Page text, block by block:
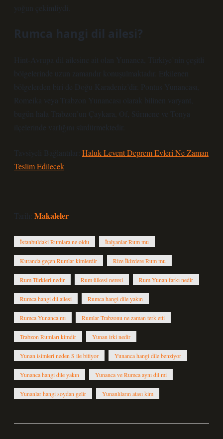
yoğun çekimliydi.
Rumca hangi dil ailesi?
Hint-Avrupa dil ailesine ait olan Yunanca, Türkiye’nin çeşitli
bölgelerinde uzun zamandır konuşulmaktadır. Etkilenen
bölgelerden biri de Doğu Karadeniz’dir. Pontus Yunancası,
Romeika veya Trabzon Yunancası olarak bilinen varyant,
bugün hala Trabzon’un Çaykara, Of, Sürmene ve Tonya
ilçelerinde varlığını sürdürmektedir.
Tavsiyeli Bağlantılar: Haluk Levent Deprem Evleri Ne Zaman
Teslim Edilecek
Tarih: Makaleler
İstanbuldaki Rumlara ne oldu İtalyanlar Rum mu
Kuranda geçen Rumlar kimlerdir Rize İkizdere Rum mu
Rum Türkleri nedir Rum ülkesi neresi Rum Yunan farkı nedir
Rumca hangi dil ailesi Rumca hangi dile yakın
Rumca Yunanca mı Rumlar Trabzonu ne zaman terk etti
Trabzon Rumları kimdir Yunan irki nedir
Yunan isimleri neden S ile bitiyor Yunanca hangi dile benziyor
Yunanca hangi dile yakın Yunanca ve Rumca aynı dil mi
Yunanlar hangi soydan gelir Yunanlıların atası kim